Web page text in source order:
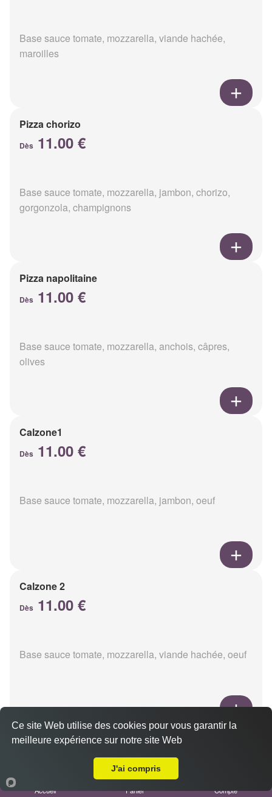
Base sauce tomate, mozzarella, viande hachée,
maroilles
Pizza chorizo
Dès 11.00 €
Base sauce tomate, mozzarella, jambon, chorizo,
gorgonzola, champignons
Pizza napolitaine
Dès 11.00 €
Base sauce tomate, mozzarella, anchois, câpres,
olives
Calzone1
Dès 11.00 €
Base sauce tomate, mozzarella, jambon, oeuf
Calzone 2
Dès 11.00 €
Base sauce tomate, mozzarella, viande hachée, oeuf
Calzon 3
Accueil Panier Compte
Ce site Web utilise des cookies pour vous garantir la
meilleure expérience sur notre site Web
J'ai compris